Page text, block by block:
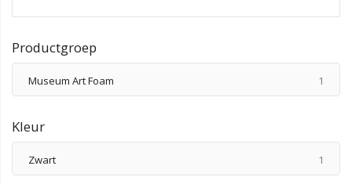
Productgroep
Museum Art Foam 1
Kleur
Zwart 1